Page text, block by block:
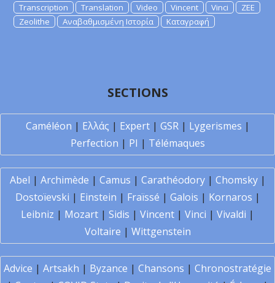
Transcription
Translation Video Vincent Vinci
ZEE
Zeolithe
Αναβαθμισμένη Ιστορία Καταγραφή
SECTIONS
Caméléon | Ελλάς | Expert| GSR| Lygerismes |
Perfection | PI | Télémaques
Abel | Archimède | Camus | Carathéodory| Chomsky|
Dostoïevski | Einstein | Fraïssé | Galois | Kornaros |
Leibniz | Mozart | Sidis | Vincent | Vinci | Vivaldi |
Voltaire | Wittgenstein
Advice | Artsakh | Byzance | Chansons | Chronostratégie